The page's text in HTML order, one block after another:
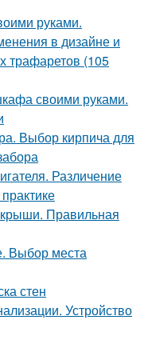
руками.
в дизайне и
трафаретов (105
своими руками.
Выбор кирпича для
Различение
Правильная
Выбор места
стен
Устройство